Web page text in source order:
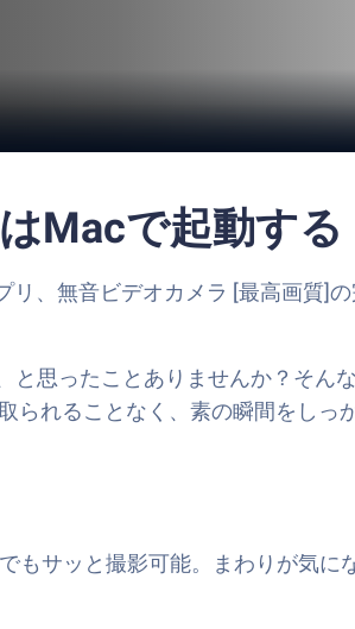
Macで起動する
、無音ビデオカメラ [最高画質]の
思ったことありませんか？そん
れることなく、素の瞬間をしっ
サッと撮影可能。まわりが気に